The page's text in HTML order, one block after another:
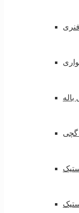
باله
گچی